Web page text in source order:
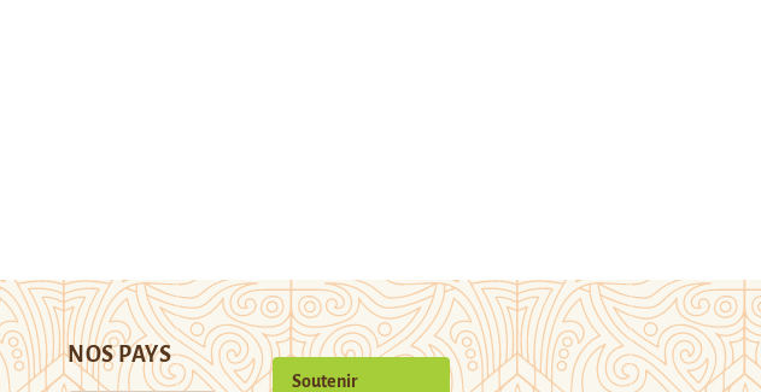
NOS PAYS
Soutenir